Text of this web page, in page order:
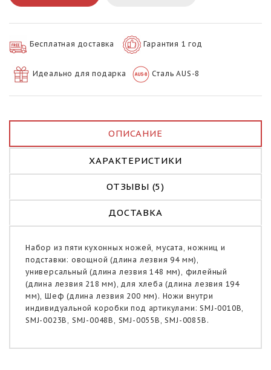
Бесплатная доставка Гарантия 1 год
Идеально для подарка Сталь AUS-8
ОПИСАНИЕ
ХАРАКТЕРИСТИКИ
ОТЗЫВЫ (5)
ДОСТАВКА
Набор из пяти кухонных ножей, мусата, ножниц и
подставки: овощной (длина лезвия 94 мм),
универсальный (длина лезвия 148 мм), филейный
(длина лезвия 218 мм), для хлеба (длина лезвия 194
мм), Шеф (длина лезвия 200 мм). Ножи внутри
индивидуальной коробки под артикулами: SMJ-0010B,
SMJ-0023B, SMJ-0048B, SMJ-0055B, SMJ-0085B.